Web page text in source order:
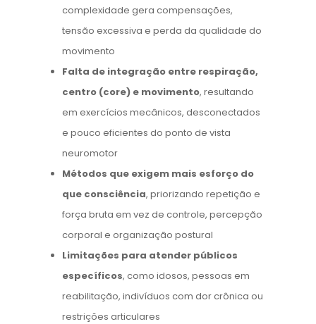
complexidade gera compensações,
tensão excessiva e perda da qualidade do
movimento
Falta de integração entre respiração,
centro (core) e movimento, resultando
em exercícios mecânicos, desconectados
e pouco eficientes do ponto de vista
neuromotor
Métodos que exigem mais esforço do
que consciência, priorizando repetição e
força bruta em vez de controle, percepção
corporal e organização postural
Limitações para atender públicos
específicos, como idosos, pessoas em
reabilitação, indivíduos com dor crônica ou
restrições articulares